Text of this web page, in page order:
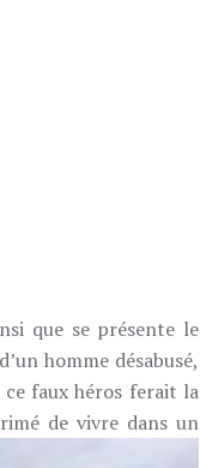
que se présente le
homme désabusé,
ce faux héros ferait la
de vivre dans un